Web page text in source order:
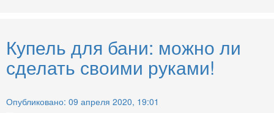
Купель для бани: можно ли
сделать своими руками!
Опубликовано: 09 апреля 2020, 19:01